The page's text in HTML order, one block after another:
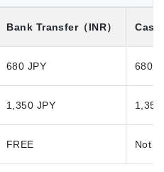
Bank Transfer（INR）
680 JPY 680
1,350 JPY
FREE Not